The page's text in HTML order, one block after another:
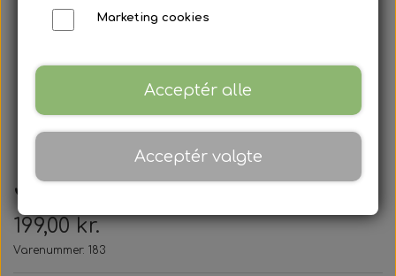
Jaguar - Nøglehus
199,00 kr.
Varenummer: 183
Marketing cookies
Acceptér alle
Acceptér valgte